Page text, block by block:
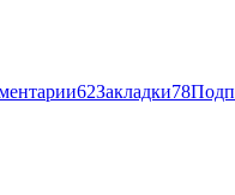
62Закладки78